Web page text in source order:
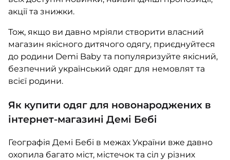
акції та знижки.
Тож, якщо ви давно мріяли створити власний
магазин якісного дитячого одягу, приєднуйтеся
до родини Demi Baby та популяризуйте якісний,
безпечний український одяг для немовлят та
всієї родини.
Як купити одяг для новонароджених в
інтернет-магазині Демі Бебі
Географія Демі Бебі в межах України вже давно
охопила багато міст, містечок та сіл у різних